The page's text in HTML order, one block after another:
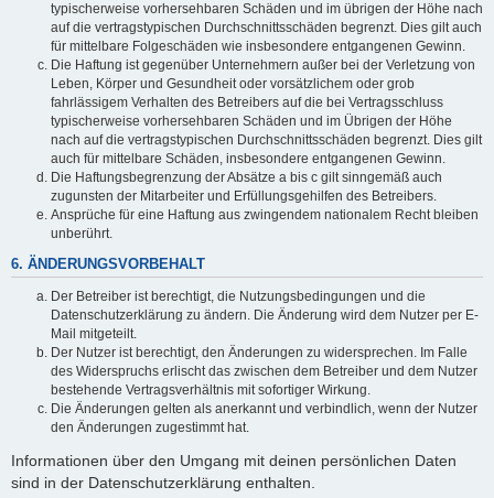
typischerweise vorhersehbaren Schäden und im übrigen der Höhe nach
auf die vertragstypischen Durchschnittsschäden begrenzt. Dies gilt auch
für mittelbare Folgeschäden wie insbesondere entgangenen Gewinn.
Die Haftung ist gegenüber Unternehmern außer bei der Verletzung von
Leben, Körper und Gesundheit oder vorsätzlichem oder grob
fahrlässigem Verhalten des Betreibers auf die bei Vertragsschluss
typischerweise vorhersehbaren Schäden und im Übrigen der Höhe
nach auf die vertragstypischen Durchschnittsschäden begrenzt. Dies gilt
auch für mittelbare Schäden, insbesondere entgangenen Gewinn.
Die Haftungsbegrenzung der Absätze a bis c gilt sinngemäß auch
zugunsten der Mitarbeiter und Erfüllungsgehilfen des Betreibers.
Ansprüche für eine Haftung aus zwingendem nationalem Recht bleiben
unberührt.
6. ÄNDERUNGSVORBEHALT
Der Betreiber ist berechtigt, die Nutzungsbedingungen und die
Datenschutzerklärung zu ändern. Die Änderung wird dem Nutzer per E-
Mail mitgeteilt.
Der Nutzer ist berechtigt, den Änderungen zu widersprechen. Im Falle
des Widerspruchs erlischt das zwischen dem Betreiber und dem Nutzer
bestehende Vertragsverhältnis mit sofortiger Wirkung.
Die Änderungen gelten als anerkannt und verbindlich, wenn der Nutzer
den Änderungen zugestimmt hat.
Informationen über den Umgang mit deinen persönlichen Daten
sind in der Datenschutzerklärung enthalten.